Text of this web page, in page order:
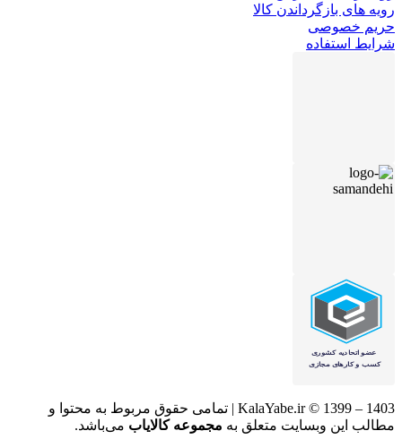
رویه های بازگرداندن کالا
حریم خصوصی
شرایط استفاده
KalaYabe.ir © 1399 – 1403 | تمامی حقوق مربوط به محتوا و
مطالب این وبسایت متعلق به مجموعه کالایاب می‌باشد.